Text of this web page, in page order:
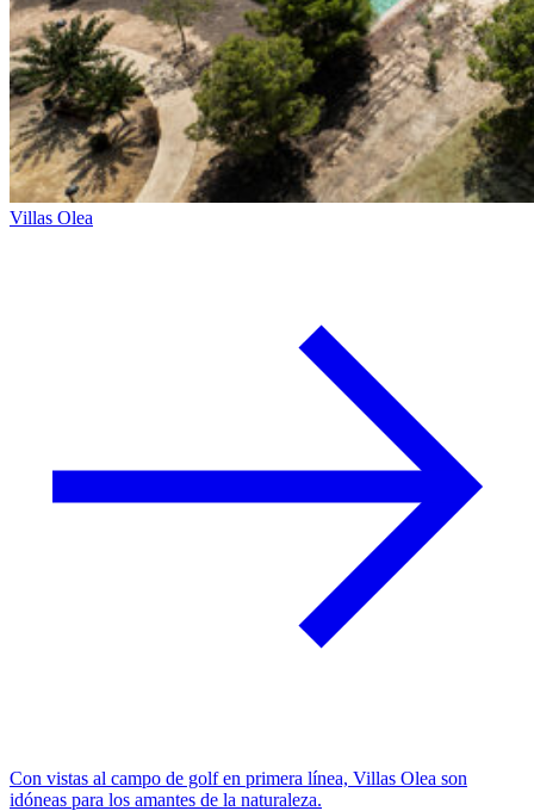
Villas Olea
Con vistas al campo de golf en primera línea, Villas Olea son
idóneas para los amantes de la naturaleza.